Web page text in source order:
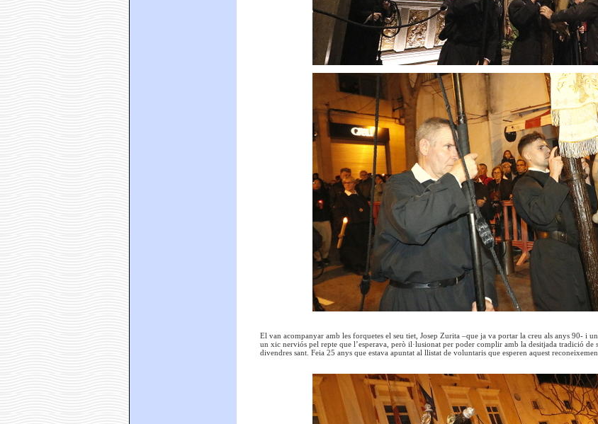
El van acompanyar amb les forquetes el seu tiet, Josep Zurita –que ja va portar la creu als anys 90- i
un xic nerviós pel repte que l’esperava, però il·lusionat per poder complir amb la desitjada tradició de
divendres sant. Feia 25 anys que estava apuntat al llistat de voluntaris que esperen aquest